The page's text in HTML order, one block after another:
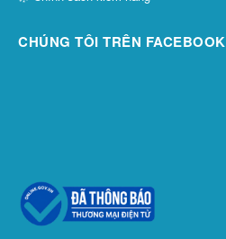
CHÚNG TÔI TRÊN FACEBOOK